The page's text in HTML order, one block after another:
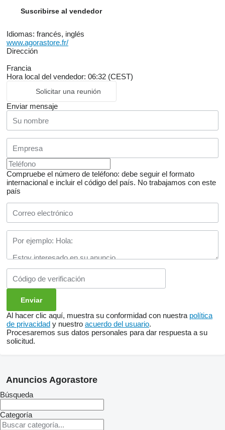
Suscribirse al vendedor
Idiomas: francés, inglés
www.agorastore.fr/
Dirección
Francia
Hora local del vendedor: 06:32 (CEST)
Solicitar una reunión
Enviar mensaje
Compruebe el número de teléfono: debe seguir el formato
internacional e incluir el código del país. No trabajamos con este
país
Al hacer clic aquí, muestra su conformidad con nuestra política
de privacidad y nuestro acuerdo del usuario.
Procesaremos sus datos personales para dar respuesta a su
solicitud.
Anuncios Agorastore
Búsqueda
Categoría